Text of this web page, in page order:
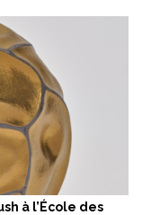
à l’École des